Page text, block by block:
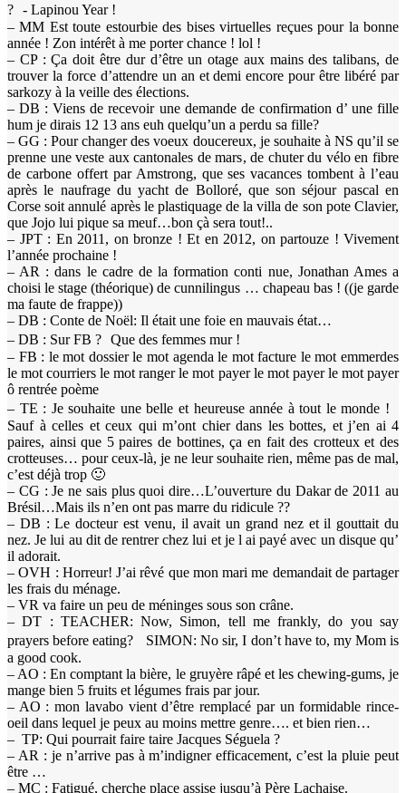
? - Lapinou Year !
– MM Est toute estourbie des bises virtuelles reçues pour la bonne
année ! Zon intérêt à me porter chance ! lol !
– CP : Ça doit être dur d’être un otage aux mains des talibans, de
trouver la force d’attendre un an et demi encore pour être libéré par
sarkozy à la veille des élections.
– DB : Viens de recevoir une demande de confirmation d’ une fille
hum je dirais 12 13 ans euh quelqu’un a perdu sa fille?
– GG : Pour changer des voeux doucereux, je souhaite à NS qu’il se
prenne une veste aux cantonales de mars, de chuter du vélo en fibre
de carbone offert par Amstrong, que ses vacances tombent à l’eau
après le naufrage du yacht de Bolloré, que son séjour pascal en
Corse soit annulé après le plastiquage de la villa de son pote Clavier,
que Jojo lui pique sa meuf…bon çà sera tout!..
– JPT : En 2011, on bronze ! Et en 2012, on partouze ! Vivement
l’année prochaine !
– AR : dans le cadre de la formation conti nue, Jonathan Ames a
choisi le stage (théorique) de cunnilingus … chapeau bas ! ((je garde
ma faute de frappe))
– DB : Conte de Noël: Il était une foie en mauvais état…
– DB : Sur FB ? Que des femmes mur !
– FB : le mot dossier le mot agenda le mot facture le mot emmerdes
le mot courriers le mot ranger le mot payer le mot payer le mot payer
ô rentrée poème
– TE : Je souhaite une belle et heureuse année à tout le monde !
Sauf à celles et ceux qui m’ont chier dans les bottes, et j’en ai 4
paires, ainsi que 5 paires de bottines, ça en fait des crotteux et des
crotteuses… pour ceux-là, je ne leur souhaite rien, même pas de mal,
c’est déjà trop 🙂
– CG : Je ne sais plus quoi dire…L’ouverture du Dakar de 2011 au
Brésil…Mais ils n’en ont pas marre du ridicule ??
– DB : Le docteur est venu, il avait un grand nez et il gouttait du
nez. Je lui au dit de rentrer chez lui et je l ai payé avec un disque qu’
il adorait.
– OVH : Horreur! J’ai rêvé que mon mari me demandait de partager
les frais du ménage.
– VR va faire un peu de méninges sous son crâne.
– DT : TEACHER: Now, Simon, tell me frankly, do you say
prayers before eating? SIMON: No sir, I don’t have to, my Mom is
a good cook.
– AO : En comptant la bière, le gruyère râpé et les chewing-gums, je
mange bien 5 fruits et légumes frais par jour.
– AO : mon lavabo vient d’être remplacé par un formidable rince-
oeil dans lequel je peux au moins mettre genre…. et bien rien…
– TP: Qui pourrait faire taire Jacques Séguela ?
– AR : je n’arrive pas à m’indigner efficacement, c’est la pluie peut
être …
– MC : Fatigué, cherche place assise jusqu’à Père Lachaise.